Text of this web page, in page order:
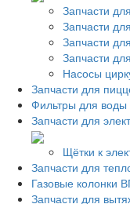
Запчасти
Запчасти
Запчасти
Запчасти
Насосы
Запчасти для
Фильтры для воды
Запчасти для
Щётки к
Запчасти для
Газовые колонки
Запчасти для